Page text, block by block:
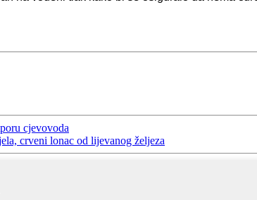
cjevovoda
crveni lonac od lijevanog željeza